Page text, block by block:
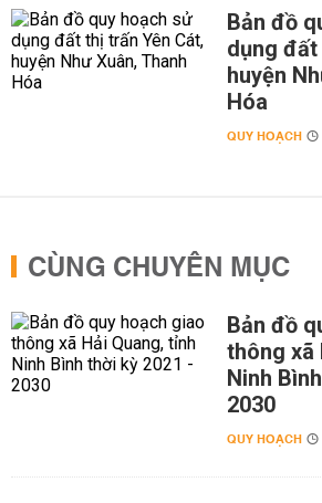
Bản đồ
dụng đất
huyện
Hóa
QUY HOẠCH
CÙNG CHUYÊN MỤC
Bản đồ
thông xã
Ninh
2030
QUY HOẠCH